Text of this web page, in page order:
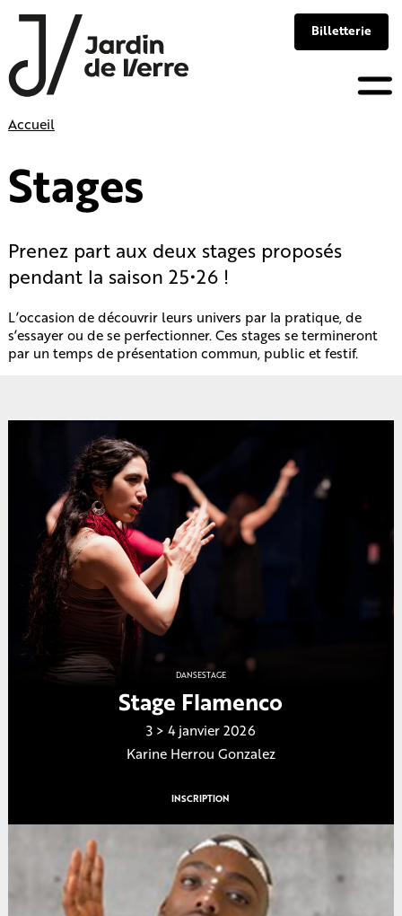
Billetterie
Skip
Accueil
Stages
Prenez part aux deux stages proposés
pendant la saison 25•26 !
L’occasion de découvrir leurs univers par la pratique, de
s’essayer ou de se perfectionner. Ces stages se termineront
par un temps de présentation commun, public et festif.
DANSESTAGE
Stage Flamenco
3 > 4 janvier 2026
Karine Herrou Gonzalez
INSCRIPTION